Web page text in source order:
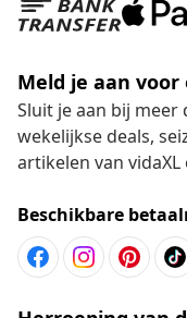
Meld je aan
Sluit je aan bij meer
wekelijkse deals,
artikelen van
Beschikbare